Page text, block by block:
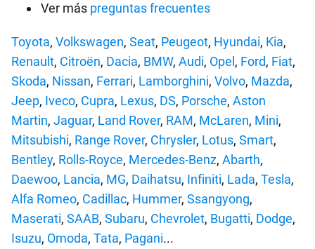
Ver más preguntas frecuentes
Toyota, Volkswagen, Seat, Peugeot, Hyundai, Kia,
Renault, Citroën, Dacia, BMW, Audi, Opel , Ford, Fiat,
Skoda, Nissan, Ferrari, Lamborghini, Volvo, Mazda,
Jeep, Iveco, Cupra, Lexus, DS, Porsche, Aston
Martin, Jaguar, Land Rover, RAM, McLaren, Mini,
Mitsubishi, Range Rover, Chrysler, Lotus, Smart,
Bentley, Rolls-Royce, Mercedes-Benz, Abarth,
Daewoo, Lancia, MG, Daihatsu, Infiniti, Lada, Tesla,
Alfa Romeo, Cadillac, Hummer, Ssangyong,
Maserati, SAAB, Subaru, Chevrolet, Bugatti, Dodge,
Isuzu, Omoda, Tata, Pagani...